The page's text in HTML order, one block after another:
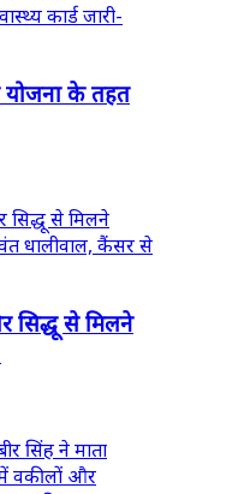
योजना के तहत
सिद्धू से मिलने